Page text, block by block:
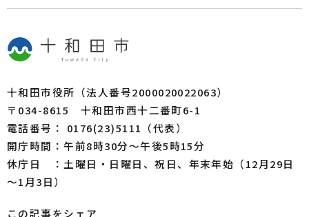
十和田市役所（法人番号2000020022063）
〒034-8615 十和田市西十二番町6-1
電話番号： 0176(23)5111（代表）
開庁時間：午前8時30分～午後5時15分
休庁日 ：土曜日・日曜日、祝日、年末年始（12月29日
～1月3日）
この記事をシェア